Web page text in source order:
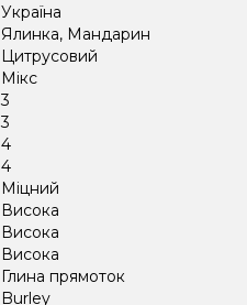
Україна
Ялинка, Мандарин
Цитрусовий
Мікс
3
3
4
4
Міцний
Висока
Висока
Висока
Глина прямоток
Burley